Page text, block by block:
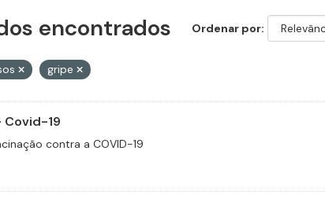
Ordenar por
encontrados
gripe
Covid-19
contra a COVID-19